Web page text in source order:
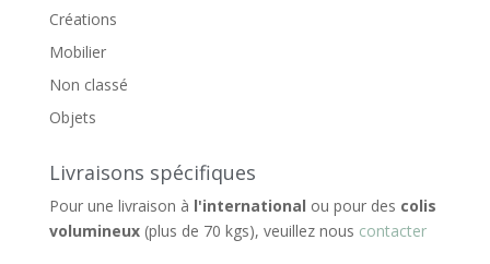
Créations
Mobilier
Non classé
Objets
Livraisons spécifiques
Pour une livraison à l'international ou pour des colis
volumineux(plus de 70 kgs), veuillez nous contacter